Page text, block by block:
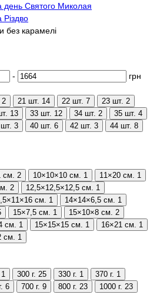
день Святого Миколая
без карамелі
-
грн
2 21 шт. 14 22 шт. 7 23 шт. 2
13 33 шт. 12 34 шт. 2 35 шт. 4
3 40 шт. 6 42 шт. 3 44 шт. 8
см. 2 10×10×10 см. 1 11×20 см. 1
2 12,5×12,5×12,5 см. 1
см. 1 14×14×6,5 см. 1
15×7,5 см. 1 15×10×8 см. 2
см. 1 15×15×15 см. 1 16×21 см. 1
см. 1
1 300 г. 25 330 г. 1 370 г. 1
6 700 г. 9 800 г. 23 1000 г. 23